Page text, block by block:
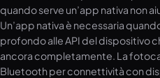
quando serve un’app nativa non
Un’app nativa è necessaria
profondo alle API del dispositivo
ancora completamente. La
Bluetooth per connettività con